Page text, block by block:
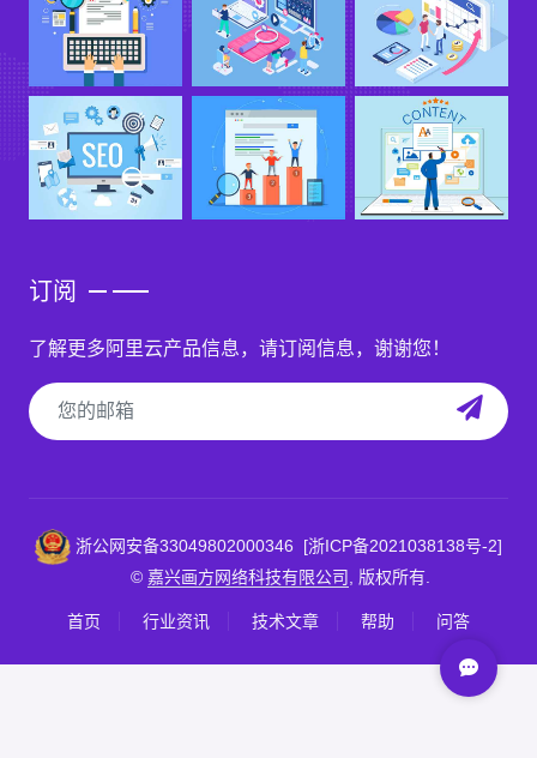
订阅
了解更多阿里云产品信息，请订阅信息，谢谢您！
浙公网安备33049802000346
[浙ICP备2021038138号-2]
© 嘉兴画方网络科技有限公司 , 版权所有.
首页 行业资讯 技术文章 帮助 问答